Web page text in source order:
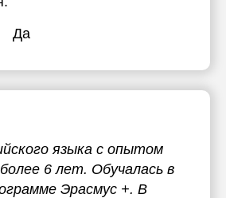
Да
языка с опытом
6 лет. Обучалась в
Эрасмус +. В